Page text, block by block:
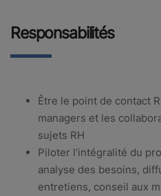
Responsabilités
Être le point de contact
managers et les
sujets RH
Piloter l’intégralité du
analyse des besoins,
entretiens, conseil aux